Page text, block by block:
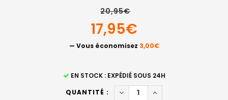
20,95€
17,95€
— Vous économisez 3,00€
EN STOCK : EXPÉDIÉ SOUS 24H
QUANTITÉ :
DIMINUER LA QUANTITÉ DE
AUGMENTER LA